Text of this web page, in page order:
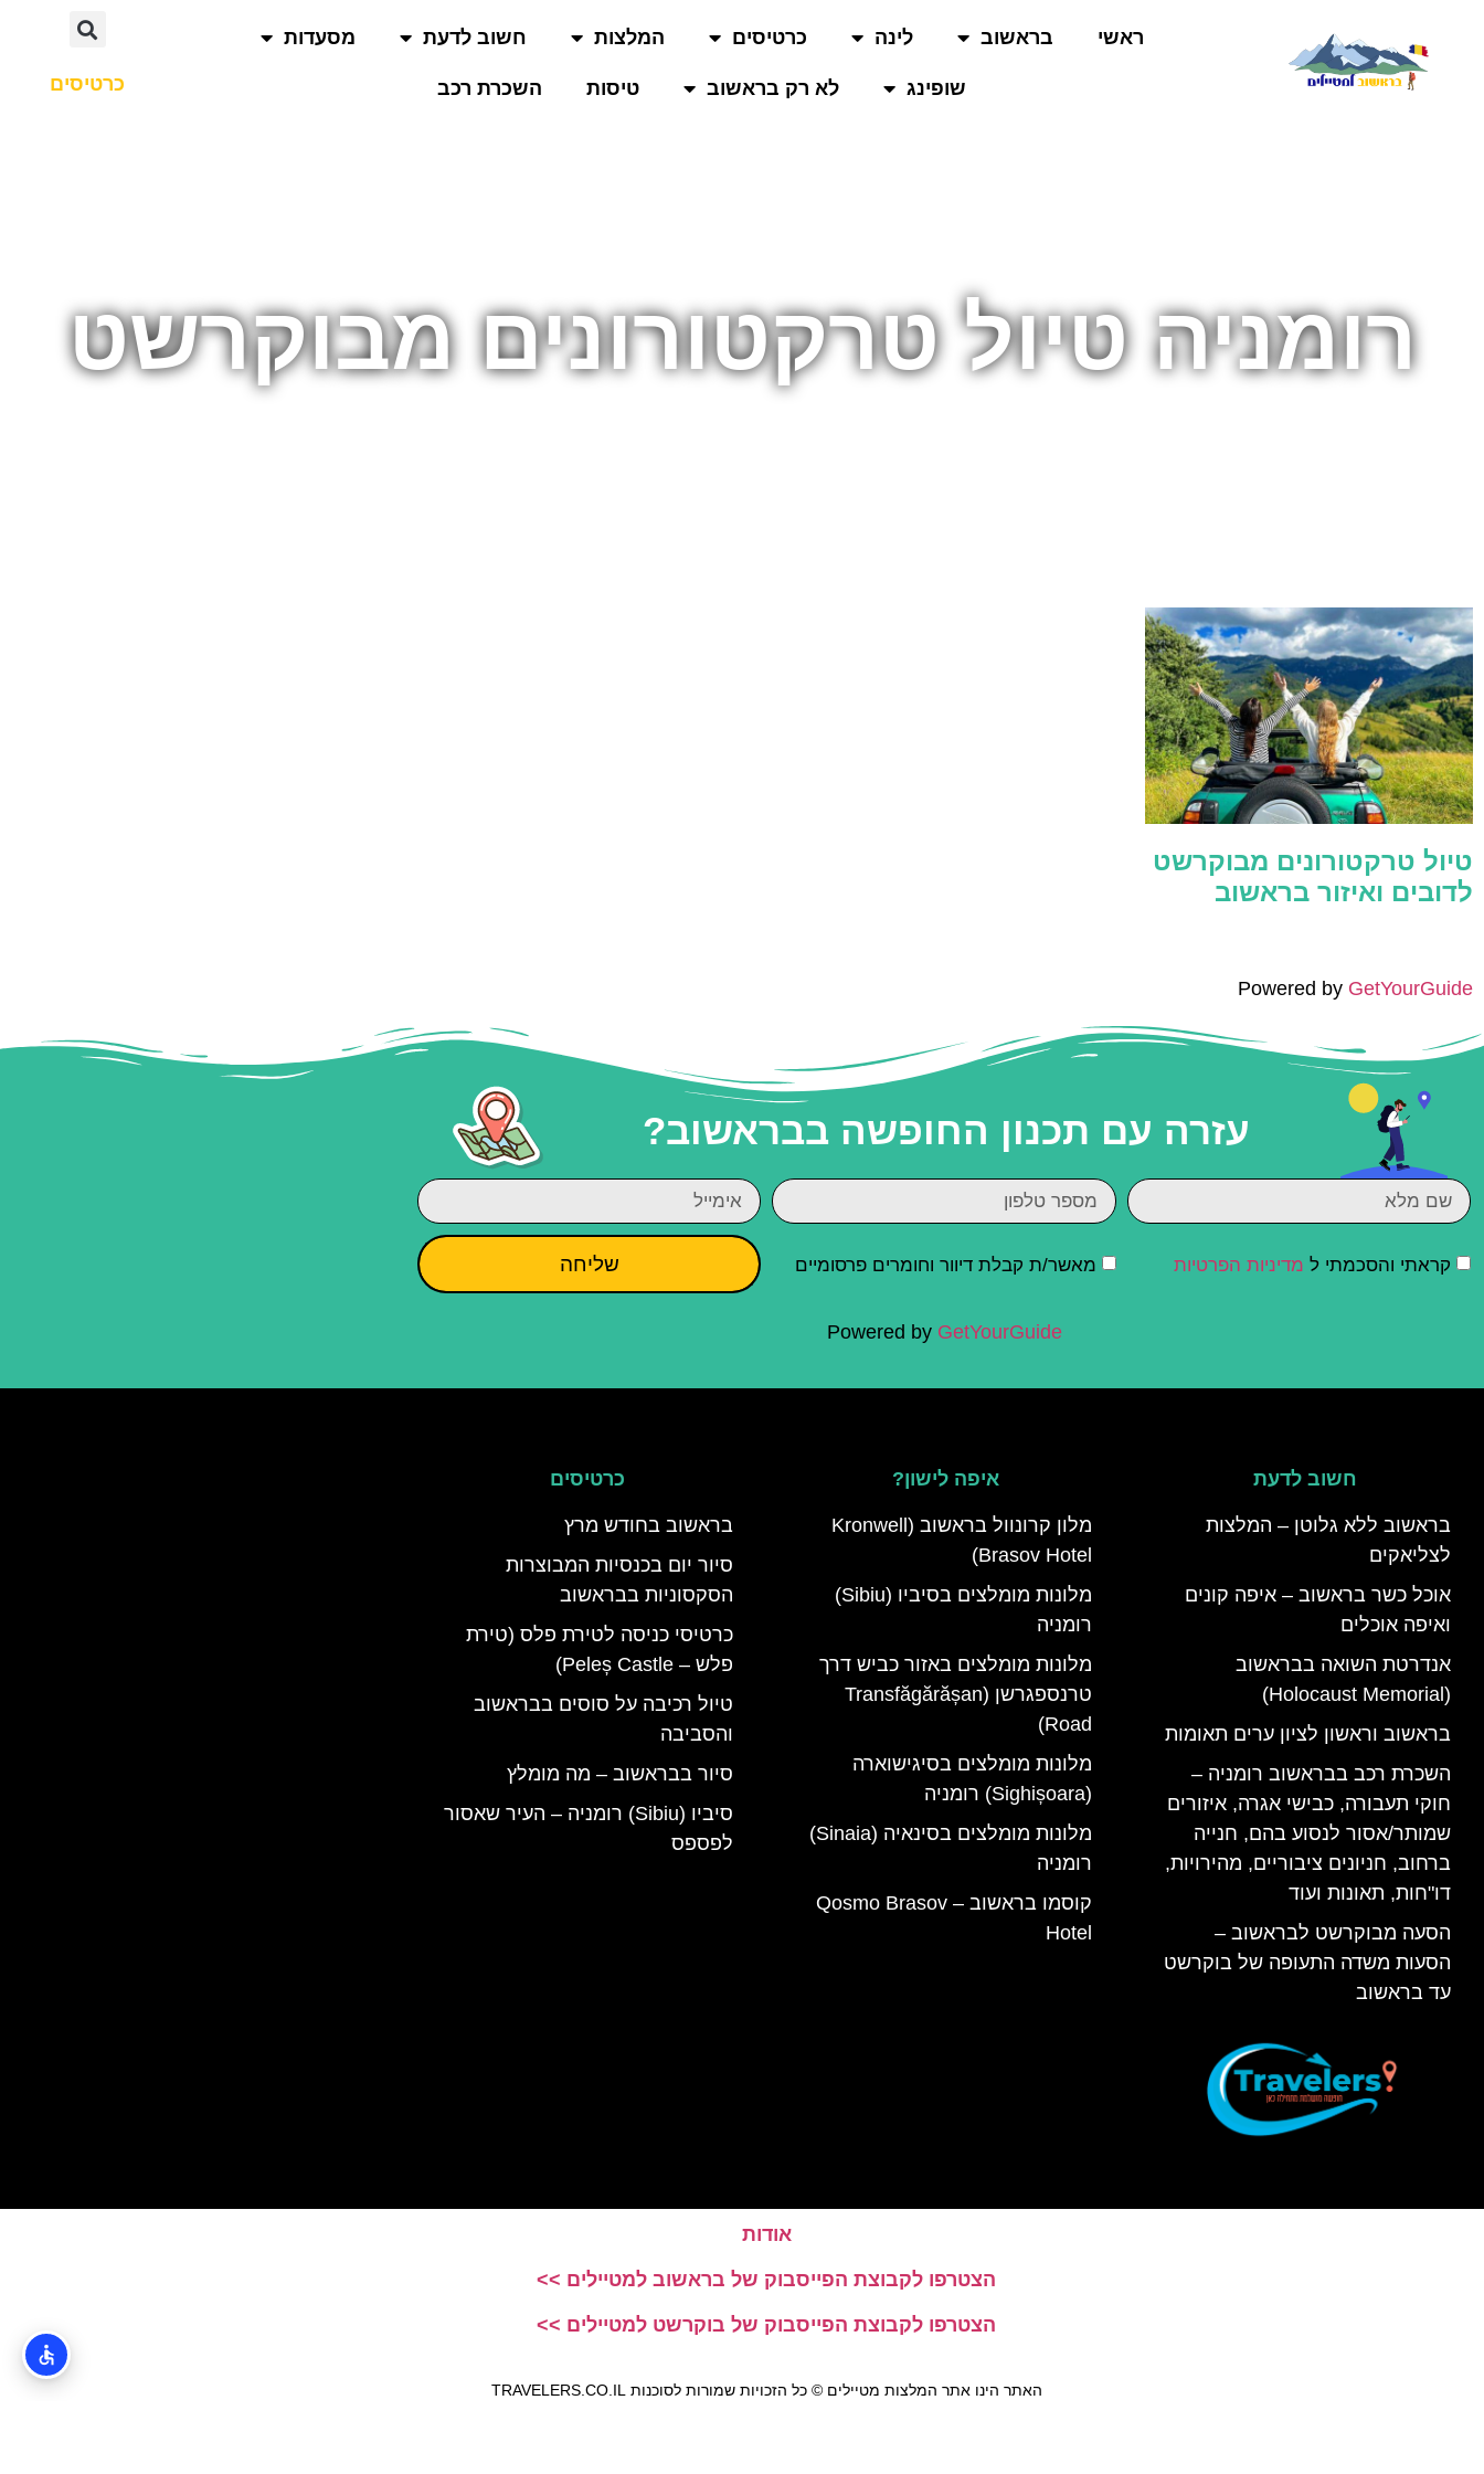
ראשי בראשוב לינה כרטיסים המלצות חשוב לדעת מסעדות
שופינג לא רק בראשוב טיסות השכרת רכב כרטיסים
רומניה טיול טרקטורונים מבוקרשט
טיול טרקטורונים מבוקרשט
לדובים ואיזור בראשוב
Powered by GetYourGuide
עזרה עם תכנון החופשה בבראשוב?
קראתי והסכמתי ל מדיניות הפרטיות מאשר/ת קבלת דיוור וחומרים פרסומיים שליחה
Powered by GetYourGuide
חשוב לדעת
בראשוב ללא גלוטן – המלצות
לצליאקים
אוכל כשר בראשוב – איפה קונים
ואיפה אוכלים
אנדרטת השואה בבראשוב
(Holocaust Memorial)
בראשוב וראשון לציון ערים תאומות
השכרת רכב בבראשוב רומניה –
חוקי תעבורה, כבישי אגרה, איזורים
שמותר/אסור לנסוע בהם, חנייה
ברחוב, חניונים ציבוריים, מהירויות,
דו"חות, תאונות ועוד
הסעה מבוקרשט לבראשוב –
הסעות משדה התעופה של בוקרשט
עד בראשוב
איפה לישון?
מלון קרונוול בראשוב (Kronwell
Brasov Hotel)
מלונות מומלצים בסיביו (Sibiu)
רומניה
מלונות מומלצים באזור כביש דרך
טרנספגרשן (Transfăgărășan
Road)
מלונות מומלצים בסיגישוארה
(Sighișoara) רומניה
מלונות מומלצים בסינאיה (Sinaia)
רומניה
קוסמו בראשוב – Qosmo Brasov
Hotel
כרטיסים
בראשוב בחודש מרץ
סיור יום בכנסיות המבוצרות
הסקסוניות בבראשוב
כרטיסי כניסה לטירת פלס (טירת
פלש – Peleș Castle)
טיול רכיבה על סוסים בבראשוב
והסביבה
סיור בבראשוב – מה מומלץ
סיביו (Sibiu) רומניה – העיר שאסור
לפספס
אודות
הצטרפו לקבוצת הפייסבוק של בראשוב למטיילים >>
הצטרפו לקבוצת הפייסבוק של בוקרשט למטיילים >>
האתר הינו אתר המלצות מטיילים © כל הזכויות שמורות לסוכנות TRAVELERS.CO.IL